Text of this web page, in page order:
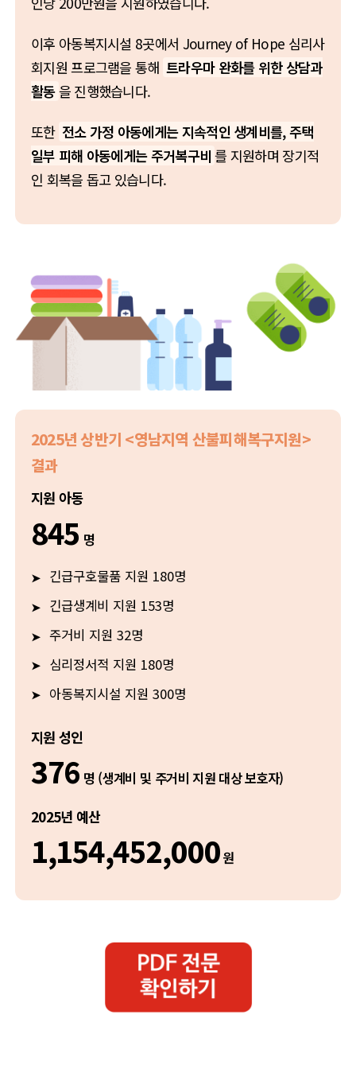
이후 아동복지시설 8곳에서 Journey of Hope 심리사
회지원 프로그램을 통해 트라우마 완화를 위한 상담과
활동을 진행했습니다.
또한 전소 가정 아동에게는 지속적인 생계비를, 주택
일부 피해 아동에게는 주거복구비 를 지원하며 장기적
인 회복을 돕고 있습니다.
2025년 상반기 <영남지역 산불피해복구지원>
결과
지원 아동
845 명
긴급구호물품 지원 180명
긴급생계비 지원 153명
주거비 지원 32명
심리정서적 지원 180명
아동복지시설 지원 300명
지원 성인
376 명 (생계비 및 주거비 지원 대상 보호자)
2025년 예산
1,154,452,000 원